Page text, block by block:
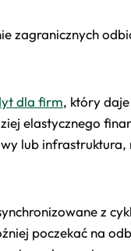
zagranicznych
dla firm, który
elastycznego
lub
z
poczekać na